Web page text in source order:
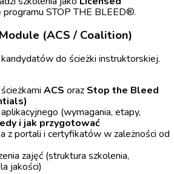
programu STOP THE BLEED®.
(ACS / Coalition)
do ścieżki instruktorskiej.
ACS oraz Stop the Bleed
(wymagania, etapy,
i jak przygotować
z portali i certyfikatów w zależności od
zajęć (struktura szkolenia,
jakości)